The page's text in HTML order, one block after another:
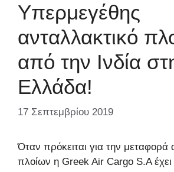
Υπερμεγέθης
ανταλλακτικό
από την Ινδία
Ελλάδα!
17 Σεπτεμβρίου 2019
Όταν πρόκειται για την μεταφορά
πλοίων η Greek Air Cargo S.A